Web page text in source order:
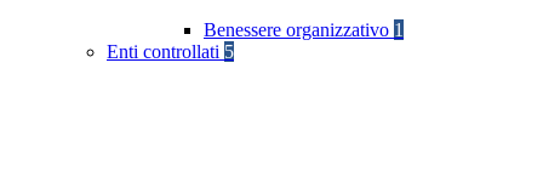
Benessere organizzativo 1
Enti controllati 5